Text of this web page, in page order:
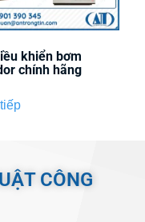
khiển bơm
chính hãng
CÔNG